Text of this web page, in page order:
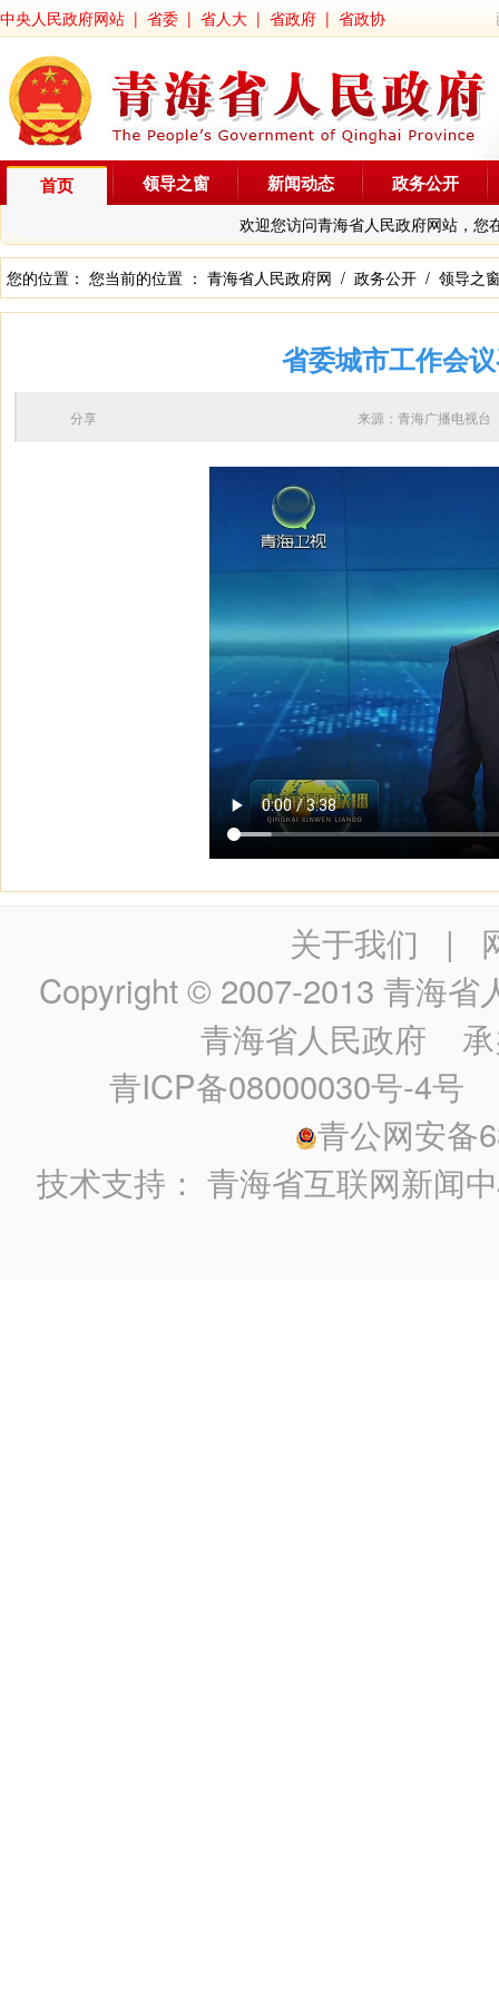
中央人民政府网站 | 省委 | 省人大 | 省政府 | 省政协
首页
欢迎您访问青海省人民政府网站，您
领导之窗 新闻动态 政务公开
您的位置： 您当前的位置 ： 青海省人民政府网 / 政务公开 / 领导之
省委城市工作会
来源：青海广播电视
分享
关于我们 |
Copyright © 2007-2013 青海省
青海省人民政府 承
青ICP备08000030号-4号
青公网安备
技术支持：青海省互联网新闻